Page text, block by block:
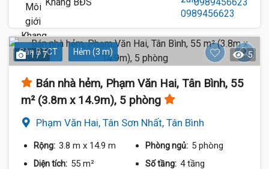
Sàn BTCT Hẻm (3 m)
1 / 7 5
Bán nhà hẻm, Phạm Văn Hai, Tân Bình, 55
m² (3.8m x 14.9m), 5 phòng
Phạm Văn Hai, Tân Sơn Nhất, Tân Bình
Rộng: 3.8 m x 14.9 m Phòng ngủ: 5 phòng
Diện tích: 55 m² Số tầng: 4 tầng